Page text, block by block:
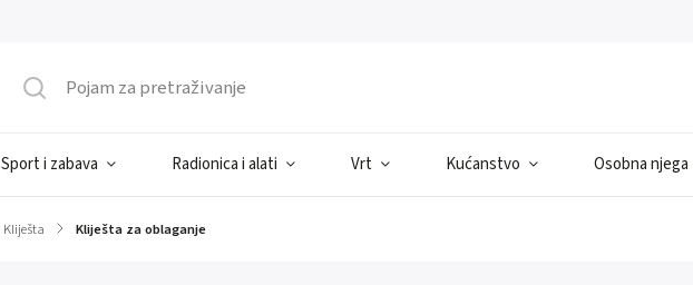
Sport i zabava Radionica i alati Vrt Kućanstvo Osobna njega
Kliješta / Kliješta za oblaganje